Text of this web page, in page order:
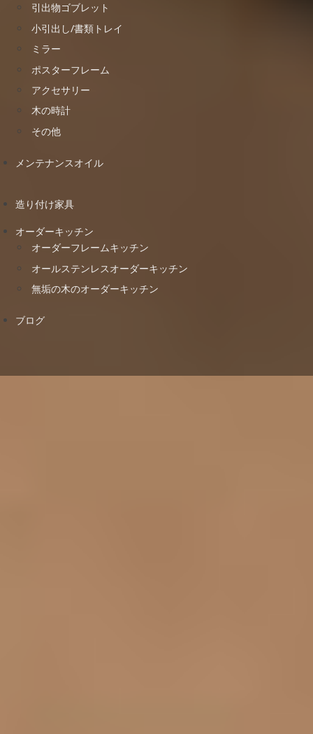
引出物ゴブレット
小引出し/書類トレイ
ミラー
ポスターフレーム
アクセサリー
木の時計
その他
メンテナンスオイル
造り付け家具
オーダーキッチン
オーダーフレームキッチン
オールステンレスオーダーキッチン
無垢の木のオーダーキッチン
ブログ